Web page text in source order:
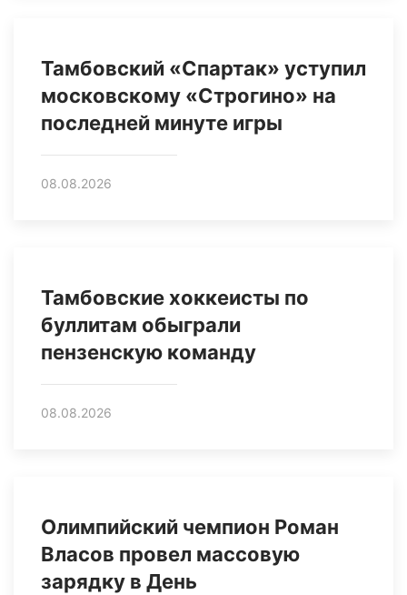
Тамбовский «Спартак» уступил
московскому «Строгино» на
последней минуте игры
08.08.2026
Тамбовские хоккеисты по
буллитам обыграли
пензенскую команду
08.08.2026
Олимпийский чемпион Роман
Власов провел массовую
зарядку в День